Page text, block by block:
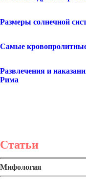
Размеры солнечной
Самые
Развлечения и
Рима
Статьи
Мифология